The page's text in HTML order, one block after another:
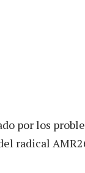
por los
radical